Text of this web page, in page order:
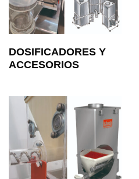
DOSIFICADORES Y
ACCESORIOS